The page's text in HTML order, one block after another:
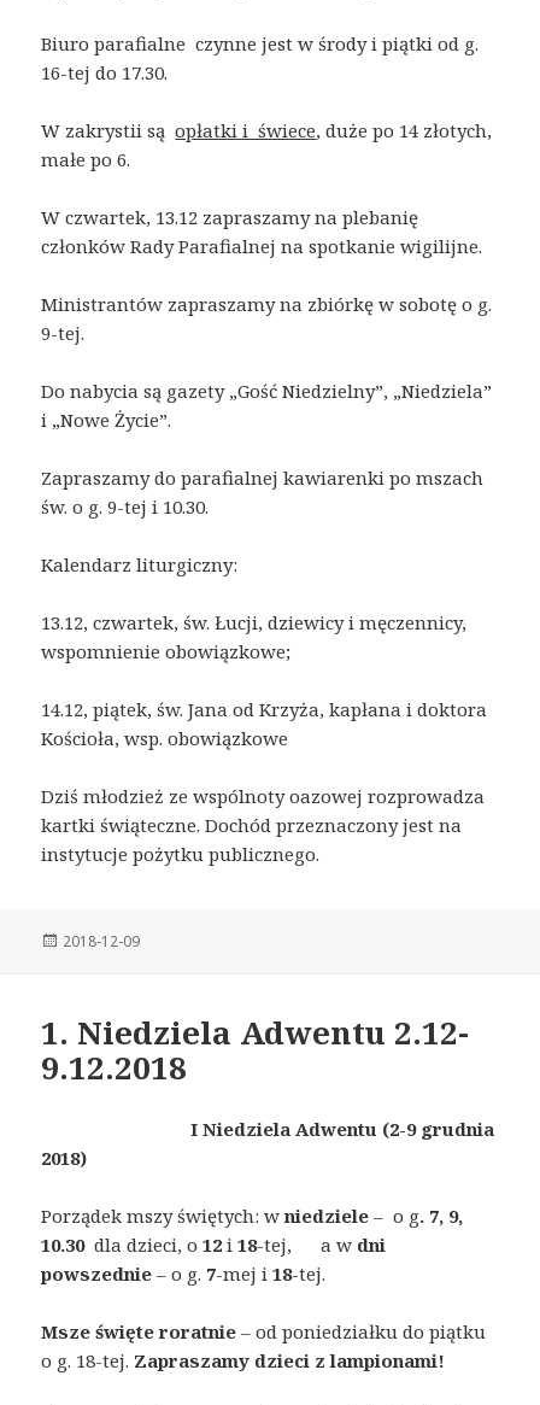
Biuro parafialne czynne jest w środy i piątki od g.
16-tej do 17.30.
W zakrystii sąopłatki i świece, duże po 14 złotych,
małe po 6.
W czwartek, 13.12 zapraszamy na plebanię
członków Rady Parafialnej na spotkanie wigilijne.
Ministrantów zapraszamy na zbiórkę w sobotę o g.
9-tej.
Do nabycia są gazety „Gość Niedzielny”, „Niedziela”
i „Nowe Życie”.
Zapraszamy do parafialnej kawiarenki po mszach
św. o g. 9-tej i 10.30.
Kalendarz liturgiczny:
13.12, czwartek, św. Łucji, dziewicy i męczennicy,
wspomnienie obowiązkowe;
14.12, piątek, św. Jana od Krzyża, kapłana i doktora
Kościoła, wsp. obowiązkowe
Dziś młodzież ze wspólnoty oazowej rozprowadza
kartki świąteczne. Dochód przeznaczony jest na
instytucje pożytku publicznego.
Posted
2018-12-09
1. Niedziela Adwentu 2.12-
9.12.2018
I Niedziela Adwentu (2-9 grudnia
2018)
Porządek mszy świętych: wniedziele – o g. 7, 9,
10.30dla dzieci, o12 i18-tej, a w dni
powszednie – o g. 7-mej i18-tej.
Msze święte roratnie – od poniedziałku do piątku
o g. 18-tej. Zapraszamy dzieci z lampionami!